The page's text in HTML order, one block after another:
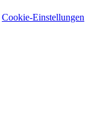
Cookie-Einstellungen